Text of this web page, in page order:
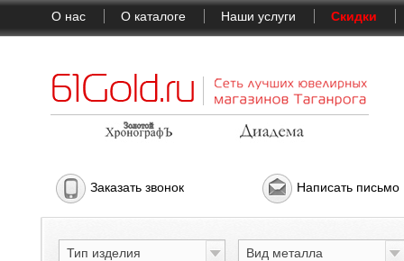
О нас О каталоге Наши услуги Скидки
Заказать звонок Написать письмо
Тип изделия Вид металла